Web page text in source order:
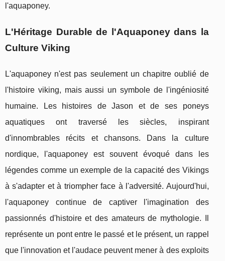
l'aquaponey.
L'Héritage Durable de l'Aquaponey dans la
Culture Viking
L'aquaponey n'est pas seulement un chapitre oublié de
l'histoire viking, mais aussi un symbole de l'ingéniosité
humaine. Les histoires de Jason et de ses poneys
aquatiques ont traversé les siècles, inspirant
d'innombrables récits et chansons. Dans la culture
nordique, l'aquaponey est souvent évoqué dans les
légendes comme un exemple de la capacité des Vikings
à s'adapter et à triompher face à l'adversité. Aujourd'hui,
l'aquaponey continue de captiver l'imagination des
passionnés d'histoire et des amateurs de mythologie. Il
représente un pont entre le passé et le présent, un rappel
que l'innovation et l'audace peuvent mener à des exploits